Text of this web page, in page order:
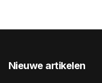
Nieuwe artikelen